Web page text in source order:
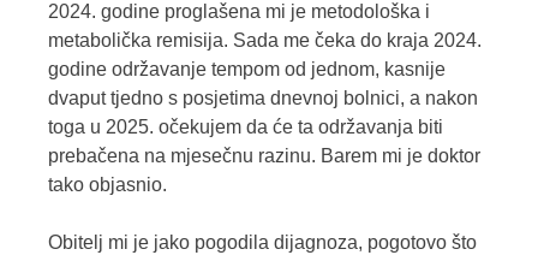
2024. godine proglašena mi je metodološka i
metabolička remisija. Sada me čeka do kraja 2024.
godine održavanje tempom od jednom, kasnije
dvaput tjedno s posjetima dnevnoj bolnici, a nakon
toga u 2025. očekujem da će ta održavanja biti
prebačena na mjesečnu razinu. Barem mi je doktor
tako objasnio.
Obitelj mi je jako pogodila dijagnoza, pogotovo što